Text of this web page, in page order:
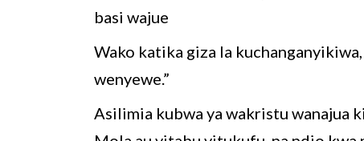
basi wajue
Wako katika giza la
wenyewe.”
Asilimia kubwa ya wakristu wanajua